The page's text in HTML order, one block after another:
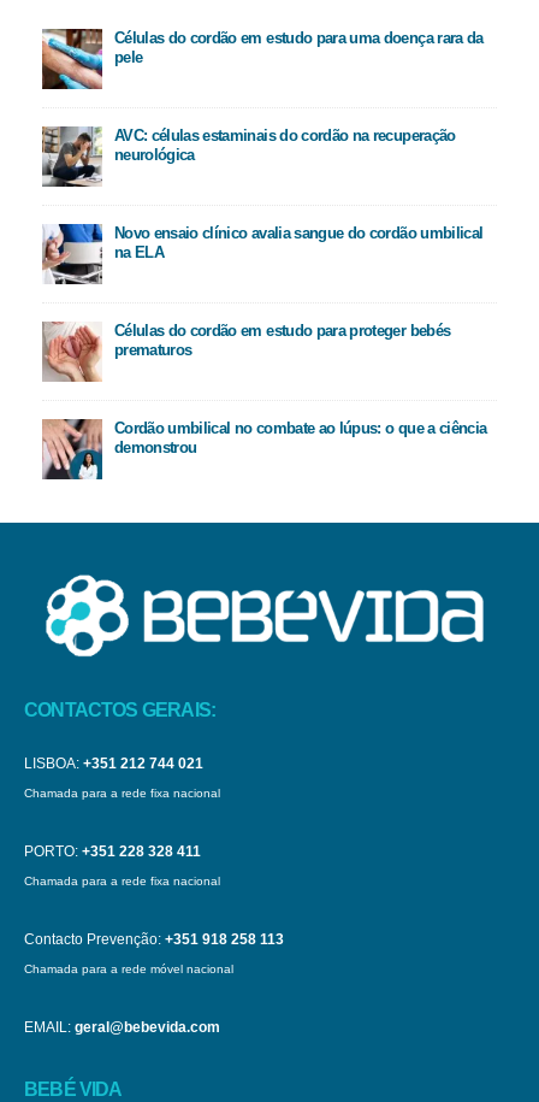
Células do cordão em estudo para uma doença rara da
pele
AVC: células estaminais do cordão na recuperação
neurológica
Novo ensaio clínico avalia sangue do cordão umbilical
na ELA
Células do cordão em estudo para proteger bebés
prematuros
Cordão umbilical no combate ao lúpus: o que a ciência
demonstrou
CONTACTOS GERAIS:
LISBOA: +351 212 744 021
Chamada para a rede fixa nacional
PORTO: +351 228 328 411
Chamada para a rede fixa nacional
Contacto Prevenção: +351 918 258 113
Chamada para a rede móvel nacional
EMAIL: geral@bebevida.com
BEBÉ VIDA